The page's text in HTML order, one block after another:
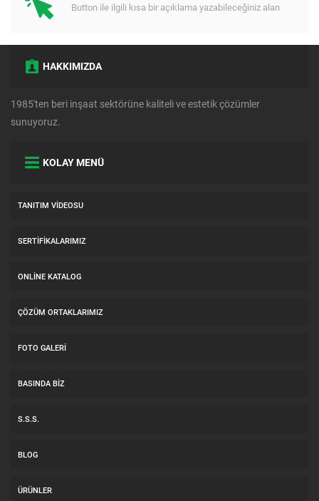
Button ile ilgili kısa bir açıklama yazabileceğiniz alan
HAKKIMIZDA
1985'ten beri inşaat sektörüne kaliteli ve estetik çözümler
sunuyoruz.
KOLAY MENÜ
TANITIM VIDEOSU
SERTIFIKALARIMIZ
ONLINE KATALOG
ÇÖZÜM ORTAKLARIMIZ
FOTO GALERI
BASINDA BIZ
S.S.S.
BLOG
ÜRÜNLER